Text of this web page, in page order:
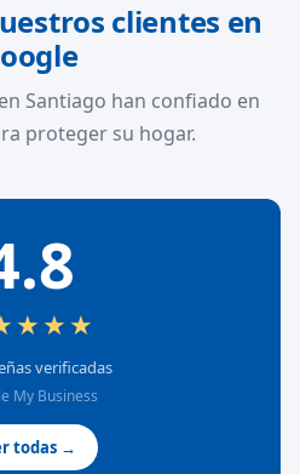
clientes en
Santiago han confiado en
proteger su hogar.
verificadas
My Business
todas →